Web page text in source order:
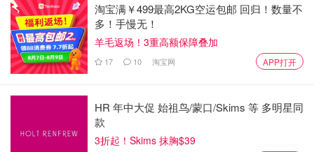
淘宝满￥499最高2KG空运包邮 回归！数量不
多！手慢无！
羊毛返场！3重高额保障叠加
17 10 淘宝网 APP打开
HR 年中大促 始祖鸟/蒙口/Skims 等 多明星同
款
3折起！Skims 抹胸$39